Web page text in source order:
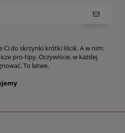
Ci do skrzynki krótki liścik. A w nim:
pro-tipy. Oczywiście, w każdej
zrezygnować. To łatwe.